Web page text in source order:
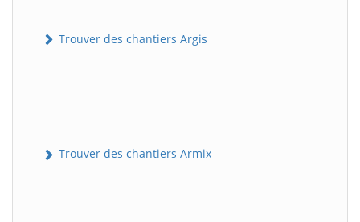
Trouver des chantiers Argis
Trouver des chantiers Armix